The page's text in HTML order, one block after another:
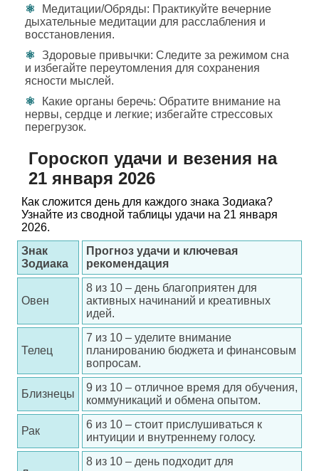
Медитации/Обряды: Практикуйте вечерние
дыхательные медитации для расслабления и
восстановления.
Здоровые привычки: Следите за режимом сна
и избегайте переутомления для сохранения
ясности мыслей.
Какие органы беречь: Обратите внимание на
нервы, сердце и легкие; избегайте стрессовых
перегрузок.
Гороскоп удачи и везения на
21 января 2026
Как сложится день для каждого знака Зодиака?
Узнайте из сводной таблицы удачи на 21 января
2026.
Знак
Зодиака
Прогноз удачи и ключевая
рекомендация
Овен
8 из 10 – день благоприятен для
активных начинаний и креативных
идей.
Телец
7 из 10 – уделите внимание
планированию бюджета и финансовым
вопросам.
Близнецы
9 из 10 – отличное время для обучения,
коммуникаций и обмена опытом.
Рак
6 из 10 – стоит прислушиваться к
интуиции и внутреннему голосу.
8 из 10 – день подходит для